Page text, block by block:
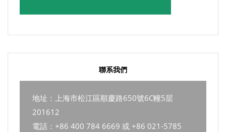
聯系我們
地址：上海市松江區順慶路650號6C幢5层
201612
電話：+86 400 784 6669 或 +86 021-5785